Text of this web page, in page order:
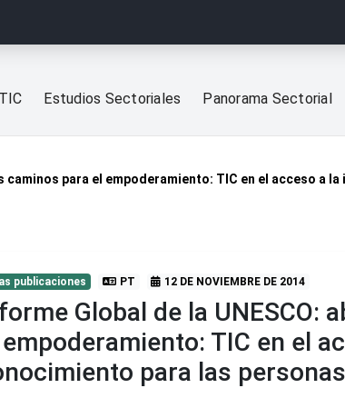
Estudios Sectoriales Panorama Sectorial
caminos para el empoderamiento: TIC en el acceso a
publicaciones PT 12 DE NOVIEMBRE DE 2014
Global de la UNESCO:
TIC en el
para las